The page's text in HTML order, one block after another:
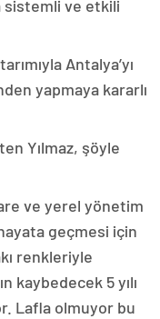
sistemli ve etkili
Antalya’yı
yapmaya kararlı
Yılmaz, şöyle
ve yerel yönetim
geçmesi için
renkleriyle
kaybedecek 5 yılı
Lafla olmuyor bu